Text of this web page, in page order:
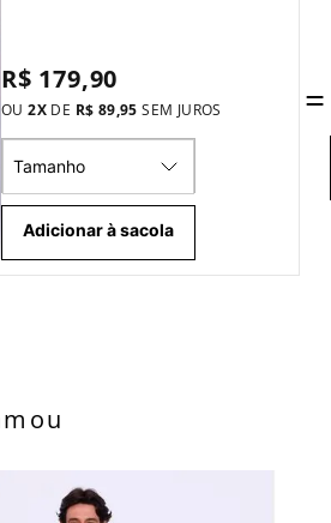
R$ 179,90
OU 2X DE R$ 89,95 SEM JUROS
Tamanho
Adicionar à sacola
=